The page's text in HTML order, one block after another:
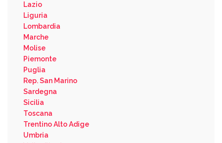
Lazio
Liguria
Lombardia
Marche
Molise
Piemonte
Puglia
Rep. San Marino
Sardegna
Sicilia
Toscana
Trentino Alto Adige
Umbria